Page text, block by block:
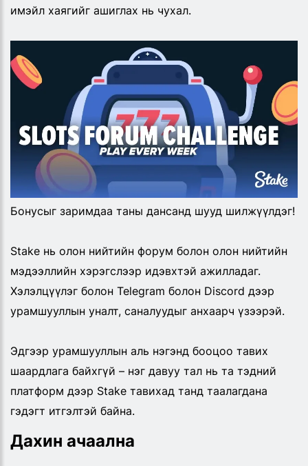
имэйл хаягийг ашиглах нь чухал.
Бонусыг заримдаа таны дансанд шууд шилжүүлдэг!
Stake нь олон нийтийн форум болон олон нийтийн
мэдээллийн хэрэгслээр идэвхтэй ажилладаг.
Хэлэлцүүлэг болон Telegram болон Discord дээр
урамшууллын уналт, саналуудыг анхаарч үзээрэй.
Эдгээр урамшууллын аль нэгэнд бооцоо тавих
шаардлага байхгүй – нэг давуу тал нь та тэдний
платформ дээр Stake тавихад танд таалагдана
гэдэгт итгэлтэй байна.
Дахин ачаална